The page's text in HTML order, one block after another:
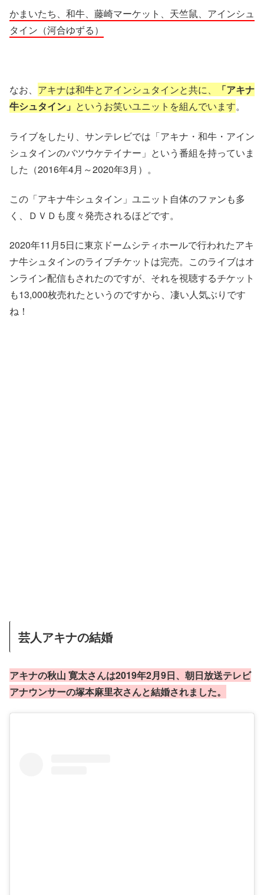
かまいたち、和牛、藤崎マーケット、天竺鼠、アインシュ
タイン（河合ゆずる）
なお、 アキナは和牛とアインシュタインと共に、
「アキナ
牛シュタイン」 というお笑いユニットを組んでいます。
ライブをしたり、サンテレビでは「アキナ・和牛・アイン
シュタインのバツウケテイナー」という番組を持っていま
した（2016年4月～2020年3月）。
この「アキナ牛シュタイン」ユニット自体のファンも多
く、ＤＶＤも度々発売されるほどです。
2020年11月5日に東京ドームシティホールで行われたアキ
ナ牛シュタインのライブチケットは完売。このライブはオ
ンライン配信もされたのですが、それを視聴するチケット
も13,000枚売れたというのですから、凄い人気ぶりです
ね！
芸人アキナの結婚
アキナの秋山 寛太さんは2019年2月9日、朝日放送テレビ
アナウンサーの塚本麻里衣さんと結婚されました。